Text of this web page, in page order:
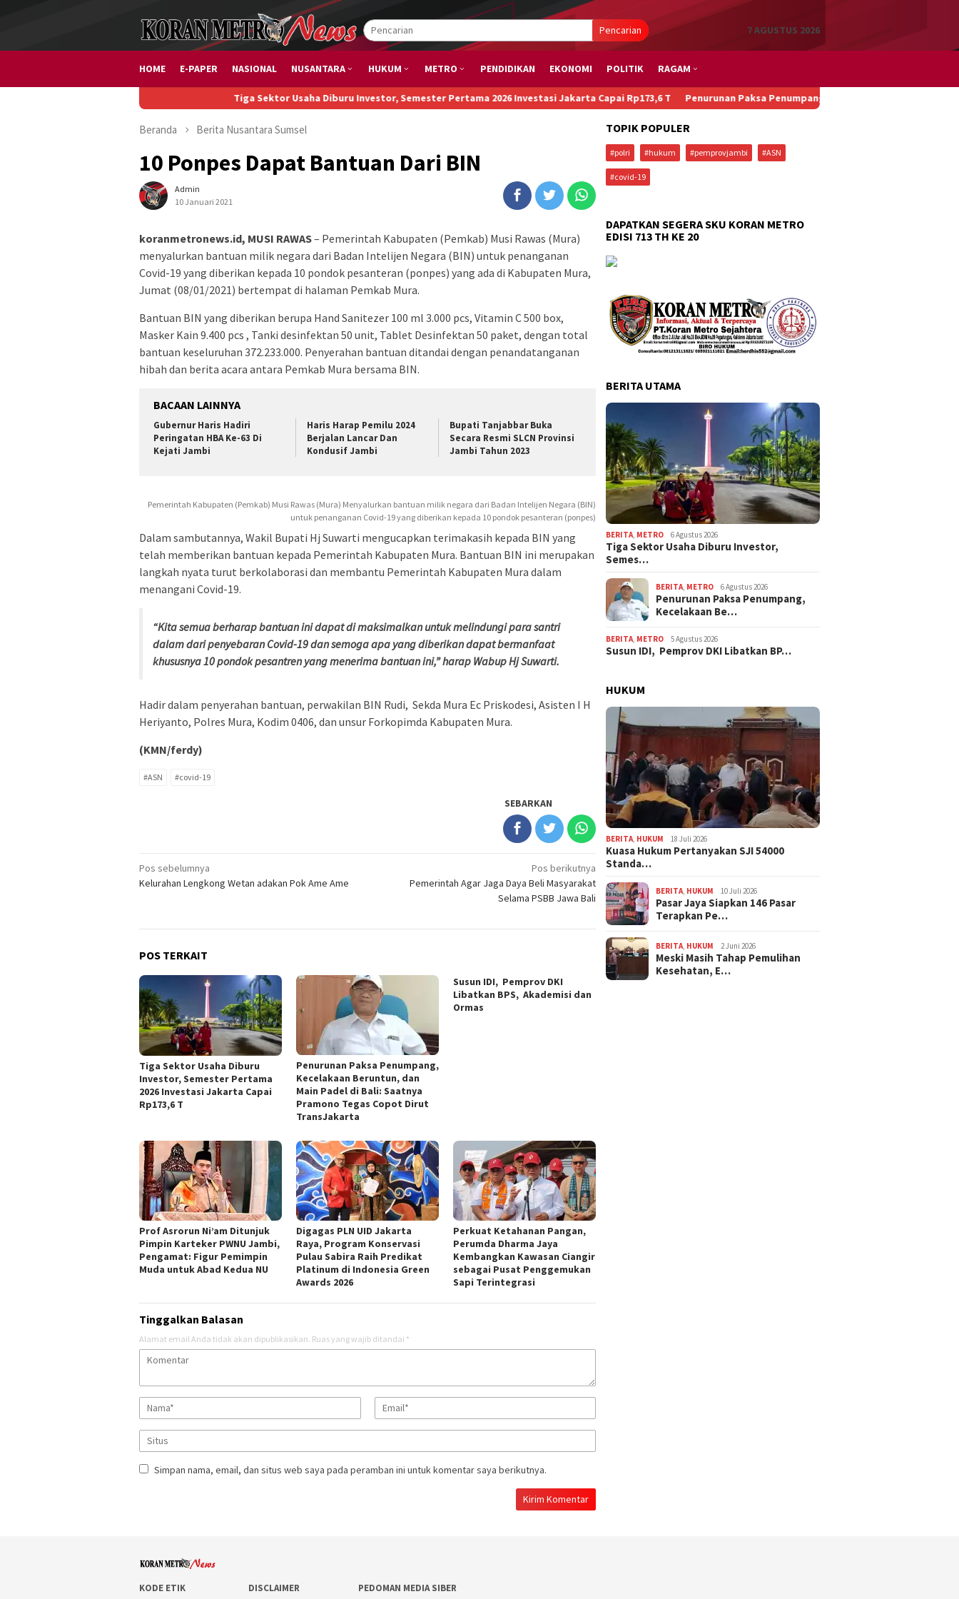
Pencarian 7 AGUSTUS 2026
HOME E-PAPER NASIONAL NUSANTARA HUKUM METRO PENDIDIKAN EKONOMI POLITIK RAGAM
Tiga Sektor Usaha Diburu Investor, Semester Pertama 2026 Investasi Jakarta Capai Rp173,6 T Penurunan Paksa Penumpang, Kecelakaan Beruntun, dan Main
Beranda Berita Nusantara Sumsel
10 Ponpes Dapat Bantuan Dari BIN
Admin
10 Januari 2021
koranmetronews.id, MUSI RAWAS– Pemerintah Kabupaten (Pemkab) Musi Rawas (Mura)
menyalurkan bantuan milik negara dari Badan Intelijen Negara (BIN) untuk penanganan
Covid-19 yang diberikan kepada 10 pondok pesanteran (ponpes) yang ada di Kabupaten Mura,
Jumat (08/01/2021) bertempat di halaman Pemkab Mura.
Bantuan BIN yang diberikan berupa Hand Sanitezer 100 ml 3.000 pcs, Vitamin C 500 box,
Masker Kain 9.400 pcs , Tanki desinfektan 50 unit, Tablet Desinfektan 50 paket, dengan total
bantuan keseluruhan 372.233.000. Penyerahan bantuan ditandai dengan penandatanganan
hibah dan berita acara antara Pemkab Mura bersama BIN.
BACAAN LAINNYA
Gubernur Haris Hadiri
Peringatan HBA Ke-63 Di
Kejati Jambi
Haris Harap Pemilu 2024
Berjalan Lancar Dan
Kondusif Jambi
Bupati Tanjabbar Buka
Secara Resmi SLCN Provinsi
Jambi Tahun 2023
Pemerintah Kabupaten (Pemkab) Musi Rawas (Mura) Menyalurkan bantuan milik negara dari Badan Intelijen Negara (BIN)
untuk penanganan Covid-19 yang diberikan kepada 10 pondok pesanteran (ponpes)
Dalam sambutannya, Wakil Bupati Hj Suwarti mengucapkan terimakasih kepada BIN yang
telah memberikan bantuan kepada Pemerintah Kabupaten Mura. Bantuan BIN ini merupakan
langkah nyata turut berkolaborasi dan membantu Pemerintah Kabupaten Mura dalam
menangani Covid-19.
“Kita semua berharap bantuan ini dapat di maksimalkan untuk melindungi para santri
dalam dari penyebaran Covid-19 dan semoga apa yang diberikan dapat bermanfaat
khususnya 10 pondok pesantren yang menerima bantuan ini,” harap Wabup Hj Suwarti.
Hadir dalam penyerahan bantuan, perwakilan BIN Rudi, Sekda Mura Ec Priskodesi, Asisten I H
Heriyanto, Polres Mura, Kodim 0406, dan unsur Forkopimda Kabupaten Mura.
(KMN/ferdy)
#ASN #covid-19
SEBARKAN
Navigasi
pos
Pos sebelumnya
Kelurahan Lengkong Wetan adakan Pok Ame Ame
Pos berikutnya
Pemerintah Agar Jaga Daya Beli Masyarakat
Selama PSBB Jawa Bali
POS TERKAIT
Tiga Sektor Usaha Diburu
Investor, Semester Pertama
2026 Investasi Jakarta Capai
Rp173,6 T
Penurunan Paksa Penumpang,
Kecelakaan Beruntun, dan
Main Padel di Bali: Saatnya
Pramono Tegas Copot Dirut
TransJakarta
Susun IDI, Pemprov DKI
Libatkan BPS, Akademisi dan
Ormas
Prof Asrorun Ni’am Ditunjuk
Pimpin Karteker PWNU Jambi,
Pengamat: Figur Pemimpin
Muda untuk Abad Kedua NU
Digagas PLN UID Jakarta
Raya, Program Konservasi
Pulau Sabira Raih Predikat
Platinum di Indonesia Green
Awards 2026
Perkuat Ketahanan Pangan,
Perumda Dharma Jaya
Kembangkan Kawasan Ciangir
sebagai Pusat Penggemukan
Sapi Terintegrasi
Tinggalkan Balasan
Alamat email Anda tidak akan dipublikasikan. Ruas yang wajib ditandai *
Simpan nama, email, dan situs web saya pada peramban ini untuk komentar saya berikutnya.
TOPIK POPULER
#polri #hukum #pemprovjambi #ASN
#covid-19
DAPATKAN SEGERA SKU KORAN METRO
EDISI 713 TH KE 20
BERITA UTAMA
BERITA, METRO 6 Agustus 2026
Tiga Sektor Usaha Diburu Investor,
Semes…
BERITA, METRO 6 Agustus 2026
Penurunan Paksa Penumpang,
Kecelakaan Be…
BERITA, METRO 5 Agustus 2026
Susun IDI, Pemprov DKI Libatkan BP…
HUKUM
BERITA HUKUM 18 Juli 2026
Kuasa Hukum Pertanyakan SJI 54000
Standa…
BERITA HUKUM 10 Juli 2026
Pasar Jaya Siapkan 146 Pasar
Terapkan Pe…
BERITA HUKUM 2 Juni 2026
Meski Masih Tahap Pemulihan
Kesehatan, E…
KODE ETIK DISCLAIMER PEDOMAN MEDIA SIBER